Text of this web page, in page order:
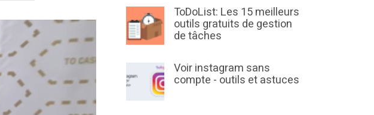
ToDoList: Les 15 meilleurs
outils gratuits de gestion
de tâches
Voir instagram sans
compte - outils et astuces